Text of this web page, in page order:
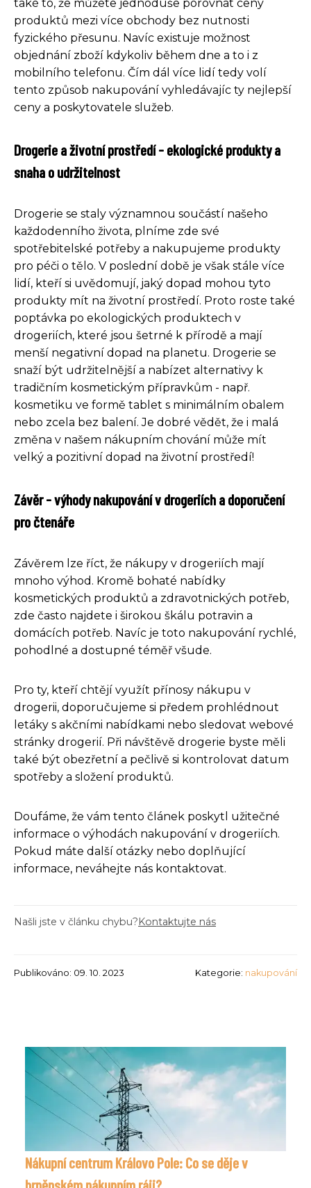
také to, že můžete jednoduše porovnat ceny
produktů mezi více obchody bez nutnosti
fyzického přesunu. Navíc existuje možnost
objednání zboží kdykoliv během dne a to i z
mobilního telefonu. Čím dál více lidí tedy volí
tento způsob nakupování vyhledávajíc ty nejlepší
ceny a poskytovatele služeb.
Drogerie a životní prostředí - ekologické produkty a
snaha o udržitelnost
Drogerie se staly významnou součástí našeho
každodenního života, plníme zde své
spotřebitelské potřeby a nakupujeme produkty
pro péči o tělo. V poslední době je však stále více
lidí, kteří si uvědomují, jaký dopad mohou tyto
produkty mít na životní prostředí. Proto roste také
poptávka po ekologických produktech v
drogeriích, které jsou šetrné k přírodě a mají
menší negativní dopad na planetu. Drogerie se
snaží být udržitelnější a nabízet alternativy k
tradičním kosmetickým přípravkům - např.
kosmetiku ve formě tablet s minimálním obalem
nebo zcela bez balení. Je dobré vědět, že i malá
změna v našem nákupním chování může mít
velký a pozitivní dopad na životní prostředí!
Závěr - výhody nakupování v drogeriích a doporučení
pro čtenáře
Závěrem lze říct, že nákupy v drogeriích mají
mnoho výhod. Kromě bohaté nabídky
kosmetických produktů a zdravotnických potřeb,
zde často najdete i širokou škálu potravin a
domácích potřeb. Navíc je toto nakupování rychlé,
pohodlné a dostupné téměř všude.
Pro ty, kteří chtějí využít přínosy nákupu v
drogerii, doporučujeme si předem prohlédnout
letáky s akčními nabídkami nebo sledovat webové
stránky drogerií. Při návštěvě drogerie byste měli
také být obezřetní a pečlivě si kontrolovat datum
spotřeby a složení produktů.
Doufáme, že vám tento článek poskytl užitečné
informace o výhodách nakupování v drogeriích.
Pokud máte další otázky nebo doplňující
informace, neváhejte nás kontaktovat.
Našli jste v článku chybu?Kontaktujte nás
Publikováno: 09. 10. 2023 Kategorie: nakupování
Nákupní centrum Královo Pole: Co se děje v
brněnském nákupním ráji?